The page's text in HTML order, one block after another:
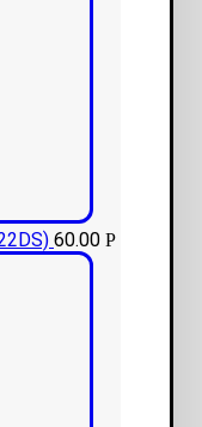
60.00 Р